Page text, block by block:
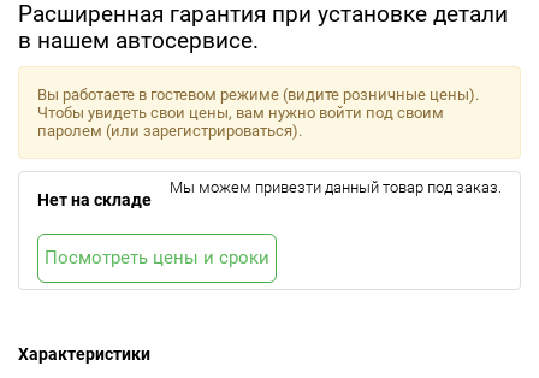
Расширенная гарантия при установке детали
в нашем автосервисе.
Характеристики
Вы работаете в гостевом режиме (видите розничные цены).
Чтобы увидеть свои цены, вам нужно войти под своим
паролем (или зарегистрироваться).
Нет на складе
Мы можем привезти данный товар под заказ.
Посмотреть цены и сроки